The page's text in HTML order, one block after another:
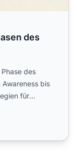
des
des
Awareness bis
für